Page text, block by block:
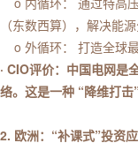
（东数西算），解决能源
o 外循环： 打造全球
· CIO评价：中国电网是
络。这是一种 “降维打击
2. 欧洲：“补课式”投资